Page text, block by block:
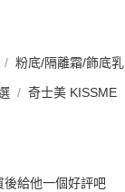
粉底/隔離霜/飾底乳
奇士美 KISSME
後給他一個好評吧